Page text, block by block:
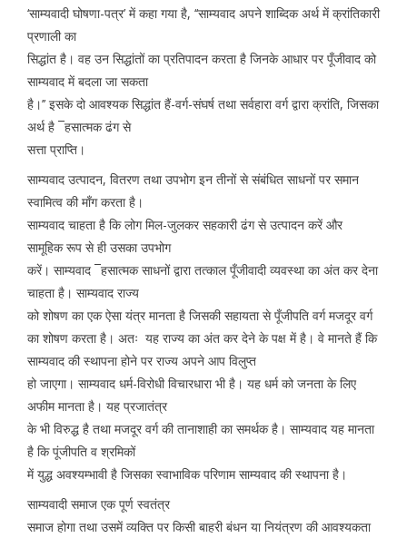
‘साम्यवादी घोषणा-पत्र’ में कहा गया है, ‘‘साम्यवाद अपने शाब्दिक अर्थ में क्रांतिकारी
प्रणाली का
सिद्धांत है। वह उन सिद्धांतों का प्रतिपादन करता है जिनके आधार पर पूँजीवाद को
साम्यवाद में बदला जा सकता
है।’’ इसके दो आवश्यक सिद्धांत हैं-वर्ग-संघर्ष तथा सर्वहारा वर्ग द्वारा क्रांति, जिसका
अर्थ है ¯हसात्मक ढंग से
सत्ता प्राप्ति।
साम्यवाद उत्पादन, वितरण तथा उपभोग इन तीनों से संबंधित साधनों पर समान
स्वामित्व की माँग करता है।
साम्यवाद चाहता है कि लोग मिल-जुलकर सहकारी ढंग से उत्पादन करें और
सामूहिक रूप से ही उसका उपभोग
करें। साम्यवाद ¯हसात्मक साधनों द्वारा तत्काल पूँजीवादी व्यवस्था का अंत कर देना
चाहता है। साम्यवाद राज्य
को शोषण का एक ऐसा यंत्र मानता है जिसकी सहायता से पूँजीपति वर्ग मजदूर वर्ग
का शोषण करता है। अतः यह राज्य का अंत कर देने के पक्ष में है। वे मानते हैं कि
साम्यवाद की स्थापना होने पर राज्य अपने आप विलुप्त
हो जाएगा। साम्यवाद धर्म-विरोधी विचारधारा भी है। यह धर्म को जनता के लिए
अफीम मानता है। यह प्रजातंत्र
के भी विरुद्ध है तथा मजदूर वर्ग की तानाशाही का समर्थक है। साम्यवाद यह मानता
है कि पूंजीपति व श्रमिकों
में युद्ध अवश्यम्भावी है जिसका स्वाभाविक परिणाम साम्यवाद की स्थापना है।
साम्यवादी समाज एक पूर्ण स्वतंत्र
समाज होगा तथा उसमें व्यक्ति पर किसी बाहरी बंधन या नियंत्रण की आवश्यकता